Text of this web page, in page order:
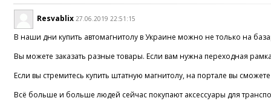
Resvablix 27.06.2019 22:51:15
В наши дни купить автомагнитолу в Украине можно не только на
Вы можете заказать разные товары. Если вам нужна переходная
Если вы стремитесь купить штатную магнитолу, на портале вы
Всё больше и больше людей сейчас покупают аксессуары для